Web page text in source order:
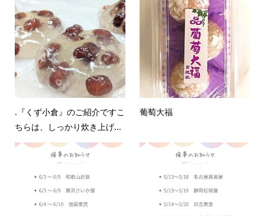
.『くず小倉』のご紹介ですこ
ちらは、しっかり炊き上げ...
葡萄大福